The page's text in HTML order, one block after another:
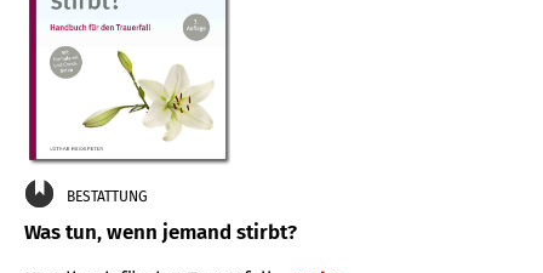
BESTATTUNG
Was tun, wenn jemand stirbt?